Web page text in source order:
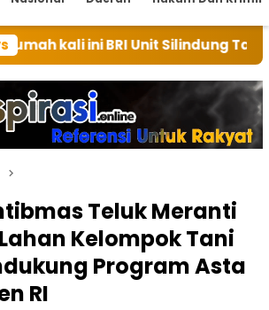
Unit Silindung Tarutung Ingatkan
Teluk Meranti
Kelompok Tani
Program Asta
RI